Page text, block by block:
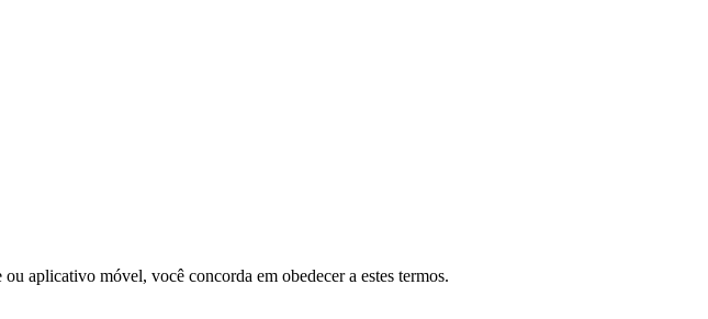
ou aplicativo móvel, você concorda em obedecer a estes termos.